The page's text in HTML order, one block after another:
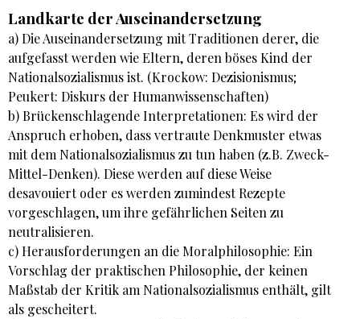
Landkarte der Auseinandersetzung
a) Die Auseinandersetzung mit Traditionen derer, die
aufgefasst werden wie Eltern, deren böses Kind der
Nationalsozialismus ist. (Krockow: Dezisionismus;
Peukert: Diskurs der Humanwissenschaften)
b) Brückenschlagende Interpretationen: Es wird der
Anspruch erhoben, dass vertraute Denkmuster etwas
mit dem Nationalsozialismus zu tun haben (z.B. Zweck-
Mittel-Denken). Diese werden auf diese Weise
desavouiert oder es werden zumindest Rezepte
vorgeschlagen, um ihre gefährlichen Seiten zu
neutralisieren.
c) Herausforderungen an die Moralphilosophie: Ein
Vorschlag der praktischen Philosophie, der keinen
Maßstab der Kritik am Nationalsozialismus enthält, gilt
als gescheitert.